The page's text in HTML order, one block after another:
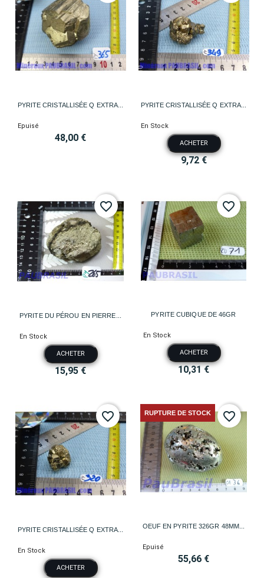
PYRITE CRISTALLISÉE Q EXTRA...
Epuisé
48,00 €
PYRITE CRISTALLISÉE Q EXTRA...
En Stock
ACHETER
9,72 €
PYRITE DU PÉROU EN PIERRE...
En Stock
ACHETER
15,95 €
favorite_border
PYRITE CUBIQUE DE 46GR
En Stock
ACHETER
10,31 €
favorite_border
PYRITE CRISTALLISÉE Q EXTRA...
En Stock
ACHETER
favorite_border
OEUF EN PYRITE 326GR 48MM...
Epuisé
55,66 €
RUPTURE DE STOCK favorite_border